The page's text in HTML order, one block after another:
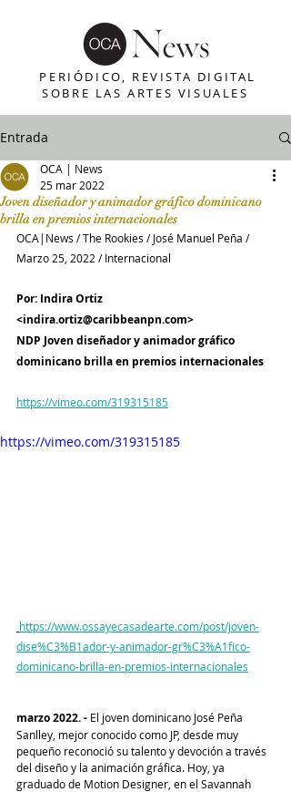
PERIÓDICO, REVISTA DIGITAL
SOBRE LAS ARTES VISUALES
Entrada
Joven diseñador y animador gráfico dominicano
brilla en premios internacionales
OCA | News
25 mar 2022
OCA|News / The Rookies / José Manuel Peña /
Marzo 25, 2022 / Internacional
Por: Indira Ortiz
<indira.ortiz@caribbeanpn.com>
NDP Joven diseñador y animador gráfico
dominicano brilla en premios internacionales
https://vimeo.com/319315185
https://vimeo.com/319315185
https://www.ossayecasadearte.com/post/joven-
dise%C3%B1ador-y-animador-gr%C3%A1fico-
dominicano-brilla-en-premios-internacionales
marzo 2022. - El joven dominicano José Peña
Sanlley, mejor conocido como JP, desde muy
pequeño reconoció su talento y devoción a través
del diseño y la animación gráfica. Hoy, ya
graduado de Motion Designer, en el Savannah